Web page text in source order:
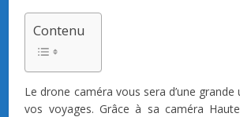
Contenu
Le drone caméra vous sera d’une
vos voyages. Grâce à sa caméra